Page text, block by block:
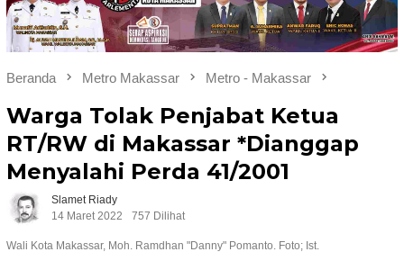
Beranda Metro Makassar Metro - Makassar
Warga Tolak Penjabat Ketua
RT/RW di Makassar *Dianggap
Menyalahi Perda 41/2001
Slamet Riady
14 Maret 2022
757 Dilihat
Wali Kota Makassar, Moh. Ramdhan "Danny" Pomanto. Foto; Ist.